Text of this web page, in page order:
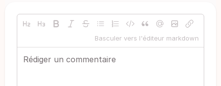
Basculer vers l'éditeur markdown